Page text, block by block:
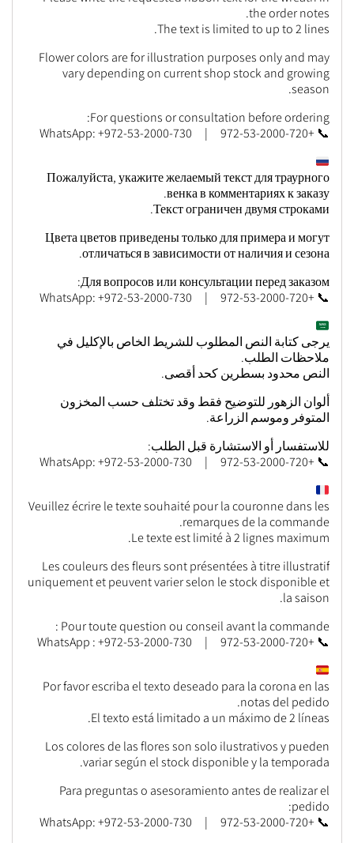
the order notes.
The text is limited to up to 2 lines.
Flower colors are for illustration purposes only and may
vary depending on current shop stock and growing
season.
For questions or consultation before ordering:
📞 +972-53-2000-720 | WhatsApp: +972-53-2000-730
Пожалуйста, укажите желаемый текст для траурного
венка в комментариях к заказу.
Текст ограничен двумя строками.
Цвета цветов приведены только для примера и могут
отличаться в зависимости от наличия и сезона.
Для вопросов или консультации перед заказом:
📞 +972-53-2000-720 | WhatsApp: +972-53-2000-730
يرجى كتابة النص المطلوب للشريط الخاص بالإكليل في
ملاحظات الطلب.
النص محدود بسطرين كحد أقصى.
ألوان الزهور للتوضيح فقط وقد تختلف حسب المخزون
المتوفر وموسم الزراعة.
للاستفسار أو الاستشارة قبل الطلب:
📞 +972-53-2000-720 | WhatsApp: +972-53-2000-730
Veuillez écrire le texte souhaité pour la couronne dans les
remarques de la commande.
Le texte est limité à 2 lignes maximum.
Les couleurs des fleurs sont présentées à titre illustratif
uniquement et peuvent varier selon le stock disponible et
la saison.
Pour toute question ou conseil avant la commande :
📞 +972-53-2000-720 | WhatsApp : +972-53-2000-730
Por favor escriba el texto deseado para la corona en las
notas del pedido.
El texto está limitado a un máximo de 2 líneas.
Los colores de las flores son solo ilustrativos y pueden
variar según el stock disponible y la temporada.
Para preguntas o asesoramiento antes de realizar el
pedido:
📞 +972-53-2000-720 | WhatsApp: +972-53-2000-730